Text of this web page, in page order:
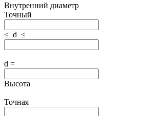
Внутренний диаметр
Точный
≤ d ≤
d =
Высота
Точная